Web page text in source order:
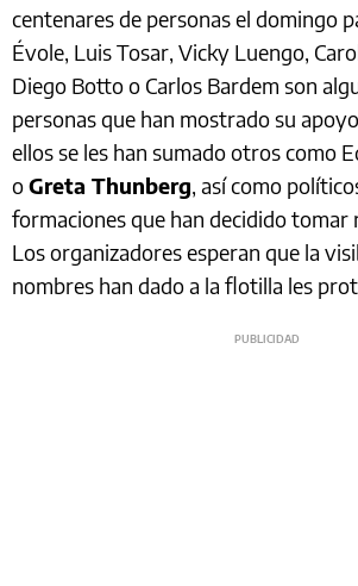
centenares de personas el domingo
Évole, Luis Tosar, Vicky Luengo,
Diego Botto o Carlos Bardem son
personas que han mostrado su
ellos se les han sumado otros como
oGreta Thunberg, así como
formaciones que han decidido tomar
Los organizadores esperan que la
nombres han dado a la flotilla les